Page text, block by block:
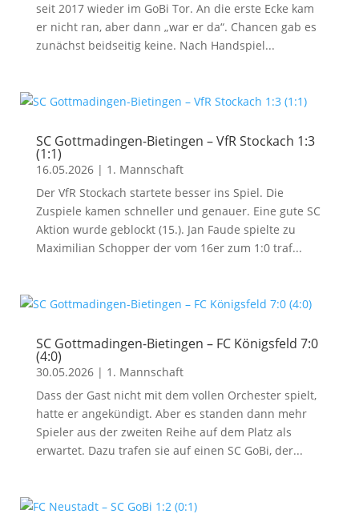
seit 2017 wieder im GoBi Tor. An die erste Ecke kam
er nicht ran, aber dann „war er da“. Chancen gab es
zunächst beidseitig keine. Nach Handspiel...
SC Gottmadingen-Bietingen – VfR Stockach 1:3
(1:1)
16.05.2026| 1. Mannschaft
Der VfR Stockach startete besser ins Spiel. Die
Zuspiele kamen schneller und genauer. Eine gute SC
Aktion wurde geblockt (15.). Jan Faude spielte zu
Maximilian Schopper der vom 16er zum 1:0 traf...
SC Gottmadingen-Bietingen – FC Königsfeld 7:0
(4:0)
30.05.2026| 1. Mannschaft
Dass der Gast nicht mit dem vollen Orchester spielt,
hatte er angekündigt. Aber es standen dann mehr
Spieler aus der zweiten Reihe auf dem Platz als
erwartet. Dazu trafen sie auf einen SC GoBi, der...